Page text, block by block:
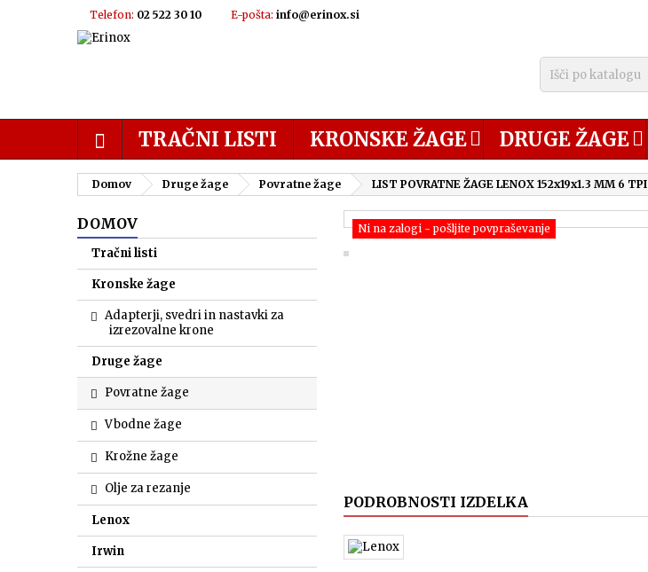
Telefon: 02 522 30 10 E-pošta: info@erinox.si
TRAČNI LISTI KRONSKE ŽAGE DRUGE ŽAGE
Domov Druge žage Povratne žage LIST POVRATNE ŽAGE LENOX 152x19x1.3 MM 6 TPI
DOMOV
Tračni listi
Kronske žage
Adapterji, svedri in nastavki za
izrezovalne krone
Druge žage
Povratne žage
Vbodne žage
Krožne žage
Olje za rezanje
Lenox
Irwin
Ni na zalogi - pošljite povpraševanje
PODROBNOSTI IZDELKA